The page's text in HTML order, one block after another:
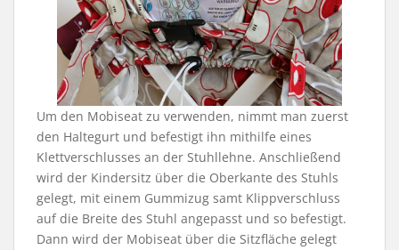
Um den Mobiseat zu verwenden, nimmt man zuerst
den Haltegurt und befestigt ihn mithilfe eines
Klettverschlusses an der Stuhllehne. Anschließend
wird der Kindersitz über die Oberkante des Stuhls
gelegt, mit einem Gummizug samt Klippverschluss
auf die Breite des Stuhl angepasst und so befestigt.
Dann wird der Mobiseat über die Sitzfläche gelegt